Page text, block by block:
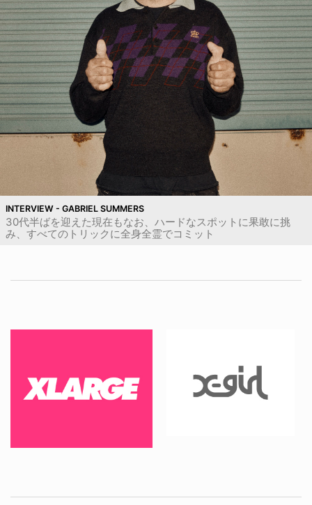
INTERVIEW - GABRIEL SUMMERS
30代半ばを迎えた現在もなお、ハードなスポットに果敢に挑
み、すべてのトリックに全身全霊でコミット